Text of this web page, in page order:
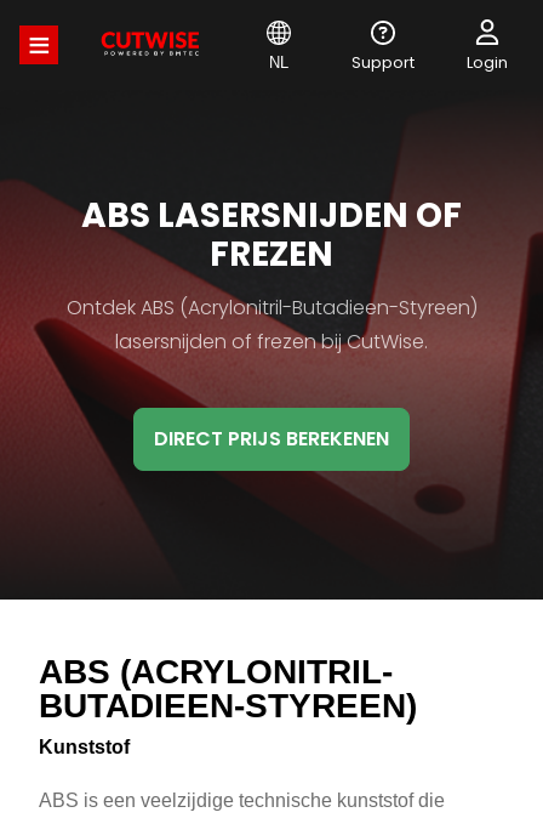
en
naar
de
NL Support Login
MATERIAL
TITLE
ABS LASERSNIJDEN OF
FREZEN
Material
HB
Description
Ontdek ABS (Acrylonitril-Butadieen-Styreen)
lasersnijden of frezen bij CutWise.
DIRECT PRIJS BEREKENEN
ABS (ACRYLONITRIL-
BUTADIEEN-STYREEN)
Kunststof
ABS is een veelzijdige technische kunststof die